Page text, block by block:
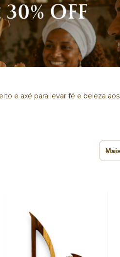
e axé para levar fé e beleza aos